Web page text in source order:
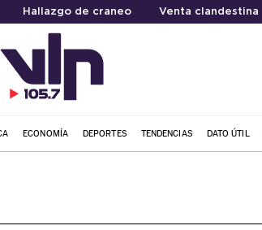
Hallazgo de craneo Venta clandestina
ECONOMÍA DEPORTES TENDENCIAS DATO ÚTIL